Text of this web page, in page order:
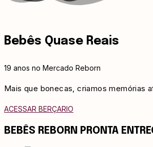
Bebês Quase Reais
19 anos no Mercado Reborn
Mais que bonecas, criamos memórias
ACESSAR BERÇARIO
BEBÊS REBORN PRONTA